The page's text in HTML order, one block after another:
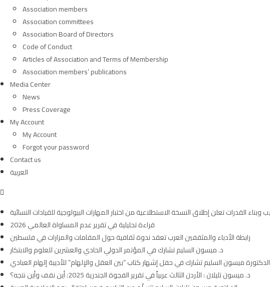
Association members
Association committees
Association Board of Directors
Code of Conduct
Articles of Association and Terms of Membership
Association members’ publications
Media Center
News
Press Coverage
My Account
My Account
Forgot your password
Contact us
العربية
قراءة تحليلية في تقرير عدم المساواة العالمي 2026
رابطة الأدباء والمثقفين العرب تعقد ندوة ثقافية حول المقامات والمزارات في فلسطين
د. ميسون السليم تشارك في المؤتمر الدولي الحادي والعشرين للعلوم والابتكار
الدكتورة ميسون السليم تشارك في حفل إشهار كتاب “بين العقل والإلهام” للأديبة إلهام العبادي
د. ميسون تليلان : الأردن الثالث عربياً في تقرير الفجوة الجندرية 2025: أين نقف وأين نتجه؟